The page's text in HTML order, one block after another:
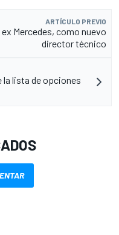
ARTÍCULO PREVIO
Mercedes, como nuevo
director técnico
lista de opciones